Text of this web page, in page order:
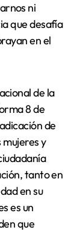
ni
que desafía
en el
de la
8 de
de
y
tanto en
en su
es un
que